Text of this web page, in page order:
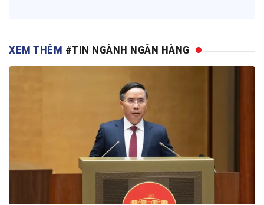
XEM THÊM #TIN NGÀNH NGÂN HÀNG